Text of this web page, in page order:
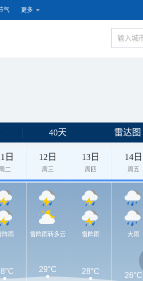
气 更多
40天 雷达图
日
周二
12日
周三
13日
周四
14日
周五
阵雨 雷阵雨转多云 雷阵雨 大雨
29°C 28°C 26°C